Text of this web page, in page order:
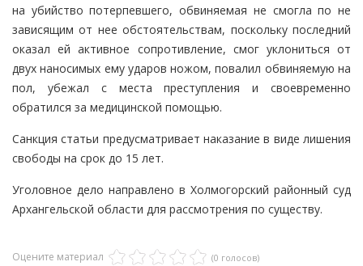
на убийство потерпевшего, обвиняемая не смогла по не
зависящим от нее обстоятельствам, поскольку последний
оказал ей активное сопротивление, смог уклониться от
двух наносимых ему ударов ножом, повалил обвиняемую на
пол, убежал с места преступления и своевременно
обратился за медицинской помощью.
Санкция статьи предусматривает наказание в виде лишения
свободы на срок до 15 лет.
Уголовное дело направлено в Холмогорский районный суд
Архангельской области для рассмотрения по существу.
Оцените материал (0 голосов)